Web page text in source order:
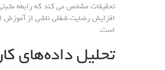
تحقیقات مشخص می کند که رابطه
است.
تحلیل داده‌های